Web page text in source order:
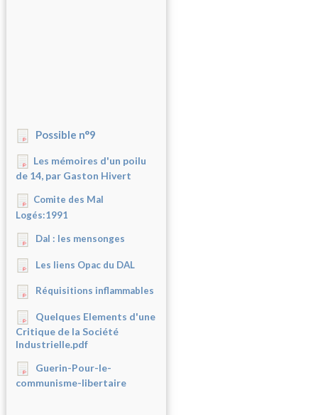
Possible n°9
Les mémoires d'un poilu
de 14, par Gaston Hivert
Comite des Mal
Logés:1991
Dal : les mensonges
Les liens Opac du DAL
Réquisitions inflammables
Quelques Elements d'une
Critique de la Société
Industrielle.pdf
Guerin-Pour-le-
communisme-libertaire